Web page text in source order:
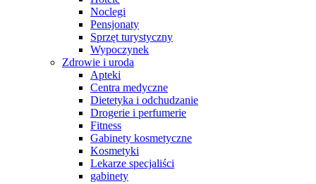
Noclegi
Pensjonaty
Sprzęt turystyczny
Wypoczynek
Zdrowie i uroda
Apteki
Centra medyczne
Dietetyka i odchudzanie
Drogerie i perfumerie
Fitness
Gabinety kosmetyczne
Kosmetyki
Lekarze specjaliści
gabinety